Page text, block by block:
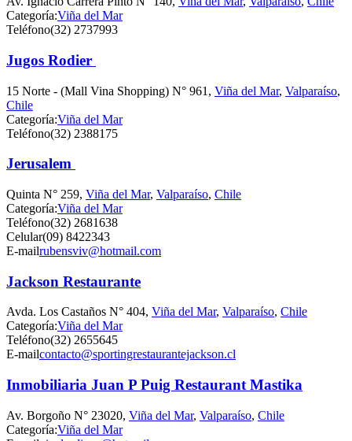
Categoría:Viña del Mar
Teléfono(32) 2737993
Jugos Rodier
15 Norte - (Mall Vina Shopping) N° 961, Viña del Mar, Valparaíso,
Chile
Categoría:Viña del Mar
Teléfono(32) 2388175
Jerusalem
Quinta N° 259, Viña del Mar, Valparaíso, Chile
Categoría:Viña del Mar
Teléfono(32) 2681638
Celular(09) 8422343
E-mailrubensviv@hotmail.com
Jackson Restaurante
Avda. Los Castaños N° 404, Viña del Mar, Valparaíso, Chile
Categoría:Viña del Mar
Teléfono(32) 2655645
E-mailcontacto@sportingrestaurantejackson.cl
Inmobiliaria Juan P Puig Restaurant Mastika
Av. Borgoño N° 23020, Viña del Mar, Valparaíso, Chile
Categoría:Viña del Mar